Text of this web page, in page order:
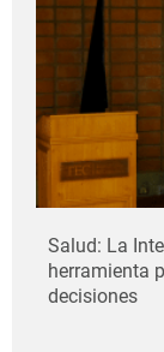
Salud: La
herramienta
decisiones